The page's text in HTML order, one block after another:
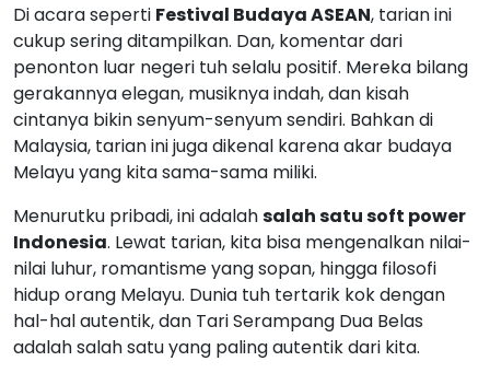
Di acara seperti Festival Budaya ASEAN, tarian ini
cukup sering ditampilkan. Dan, komentar dari
penonton luar negeri tuh selalu positif. Mereka bilang
gerakannya elegan, musiknya indah, dan kisah
cintanya bikin senyum-senyum sendiri. Bahkan di
Malaysia, tarian ini juga dikenal karena akar budaya
Melayu yang kita sama-sama miliki.
Menurutku pribadi, ini adalahsalah satu soft power
Indonesia. Lewat tarian, kita bisa mengenalkan nilai-
nilai luhur, romantisme yang sopan, hingga filosofi
hidup orang Melayu. Dunia tuh tertarik kok dengan
hal-hal autentik, dan Tari Serampang Dua Belas
adalah salah satu yang paling autentik dari kita.